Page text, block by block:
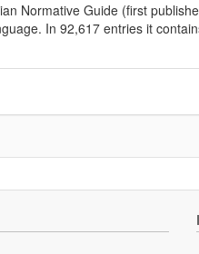
Normative Guide (first
In 92,617 entries it